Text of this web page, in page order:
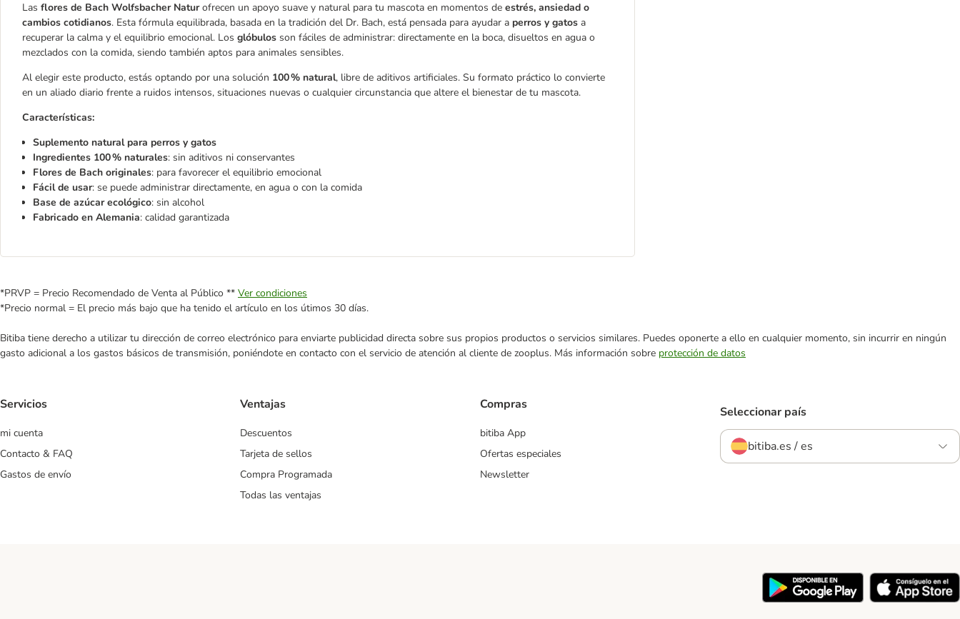
Las flores de Bach Wolfsbacher Naturofrecen un apoyo suave y natural para tu mascota en momentos de estrés, ansiedad o
cambios cotidianos. Esta fórmula equilibrada, basada en la tradición del Dr. Bach, está pensada para ayudar a perros y gatos a
recuperar la calma y el equilibrio emocional. Los glóbulos son fáciles de administrar: directamente en la boca, disueltos en agua o
mezclados con la comida, siendo también aptos para animales sensibles.
Al elegir este producto, estás optando por una solución 100 % natural, libre de aditivos artificiales. Su formato práctico lo convierte
en un aliado diario frente a ruidos intensos, situaciones nuevas o cualquier circunstancia que altere el bienestar de tu mascota.
Características:
Suplemento natural para perros y gatos
Ingredientes 100 % naturales: sin aditivos ni conservantes
Flores de Bach originales: para favorecer el equilibrio emocional
Fácil de usar: se puede administrar directamente, en agua o con la comida
Base de azúcar ecológico: sin alcohol
Fabricado en Alemania: calidad garantizada
*PRVP = Precio Recomendado de Venta al Público ** Ver condiciones
*Precio normal = El precio más bajo que ha tenido el artículo en los útimos 30 días.
Bitiba tiene derecho a utilizar tu dirección de correo electrónico para enviarte publicidad directa sobre sus propios productos o servicios similares. Puedes oponerte a ello en cualquier momento, sin incurrir en ningún
gasto adicional a los gastos básicos de transmisión, poniéndote en contacto con el servicio de atención al cliente de zooplus. Más información sobre protección de datos
Servicios
mi cuenta
Contacto & FAQ
Gastos de envío
Ventajas
Descuentos
Tarjeta de sellos
Compra Programada
Todas las ventajas
Compras
bitiba App
Ofertas especiales
Newsletter
Seleccionar país
bitiba.es / es